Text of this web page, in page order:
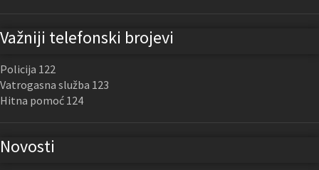
Važniji telefonski brojevi
Policija 122
Vatrogasna služba 123
Hitna pomoć 124
Novosti